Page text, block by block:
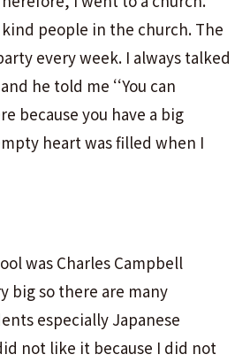
people in the church. The
every week. I always talked
he told me ‘‘You can
because you have a big
heart was filled when I
was Charles Campbell
big so there are many
especially Japanese
not like it because I did not